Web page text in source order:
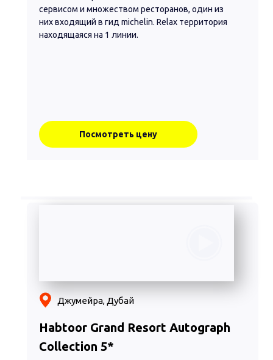
сервисом и множеством ресторанов, один из
них входящий в гид michelin. Relax территория
находящаяся на 1 линии.
Посмотреть цену
Habtoor Grand Resort Autograph
Collection 5*
Джумейра, Дубай